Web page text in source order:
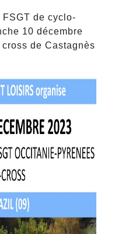
de cyclo-
10 décembre
de Castagnès